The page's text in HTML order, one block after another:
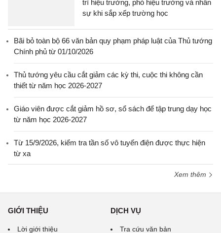
trí hiệu trưởng, phó hiệu trưởng và nhân
sự khi sắp xếp trường học
Bãi bỏ toàn bộ 66 văn bản quy phạm pháp luật của Thủ tướng
Chính phủ từ 01/10/2026
Thủ tướng yêu cầu cắt giảm các kỳ thi, cuộc thi không cần
thiết từ năm học 2026-2027
Giáo viên được cắt giảm hồ sơ, sổ sách để tập trung dạy học
từ năm học 2026-2027
Từ 15/9/2026, kiểm tra tần số vô tuyến điện được thực hiện
từ xa
Xem thêm
GIỚI THIỆU
Lời giới thiệu
DỊCH VỤ
Tra cứu văn bản